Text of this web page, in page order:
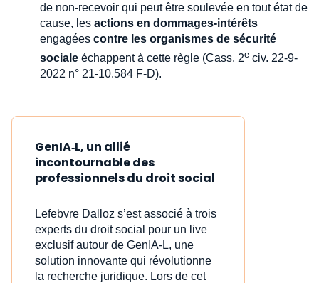
de non-recevoir qui peut être soulevée en tout état de
cause, les actions en dommages-intérêts
engagées contre les organismes de sécurité
sociale échappent à cette règle (Cass. 2e civ. 22-9-
2022 n° 21-10.584 F-D).
GenIA‑L, un allié
incontournable des
professionnels du droit social
Lefebvre Dalloz s’est associé à trois
experts du droit social pour un live
exclusif autour de GenIA‑L, une
solution innovante qui révolutionne
la recherche juridique. Lors de cet